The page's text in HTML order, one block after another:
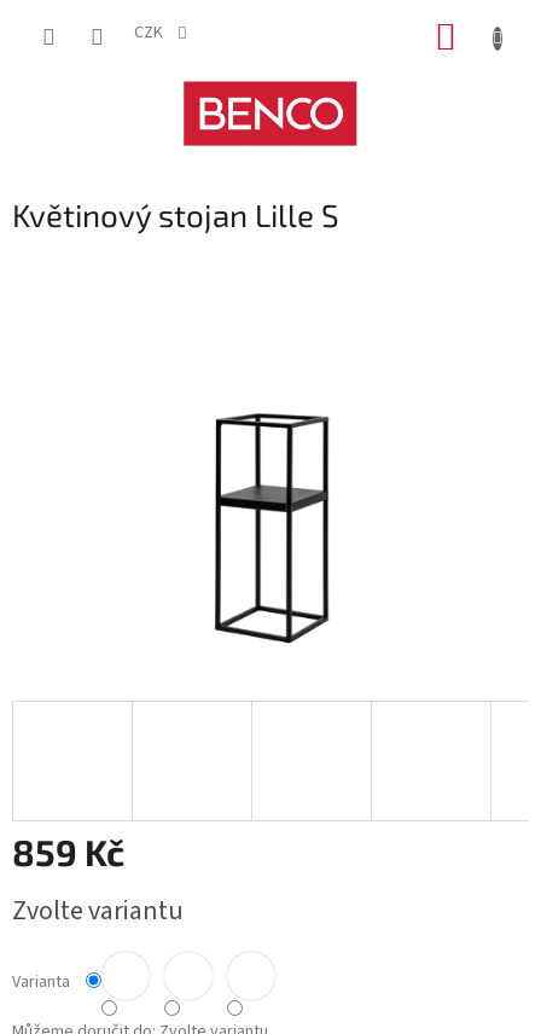
CZK
Květinový stojan Lille S
859 Kč
cena:
Zvolte variantu
Varianta